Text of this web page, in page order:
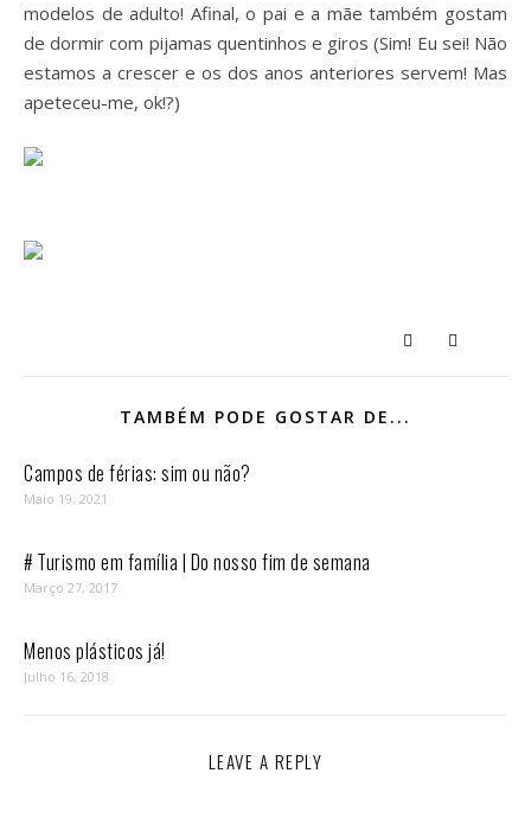
modelos de adulto! Afinal, o pai e a mãe também gostam
de dormir com pijamas quentinhos e giros (Sim! Eu sei! Não
estamos a crescer e os dos anos anteriores servem! Mas
apeteceu-me, ok!?)
TAMBÉM PODE GOSTAR DE...
Campos de férias: sim ou não?
Maio 19, 2021
# Turismo em família | Do nosso fim de semana
Março 27, 2017
Menos plásticos já!
Julho 16, 2018
LEAVE A REPLY